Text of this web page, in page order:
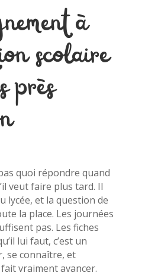
à
scolaire
près
quoi répondre quand
veut faire plus tard. Il
lycée, et la question de
la place. Les journées
pas. Les fiches
lui faut, c’est un
se connaître, et
vraiment avancer.